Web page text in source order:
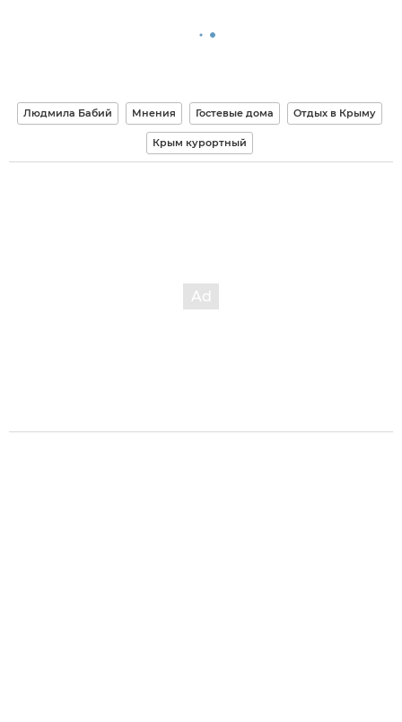
Людмила Бабий Мнения Гостевые дома Отдых в Крыму
Крым курортный